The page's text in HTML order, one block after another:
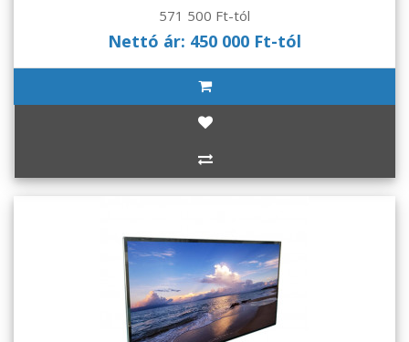
571 500 Ft-tól
Nettó ár: 450 000 Ft-tól